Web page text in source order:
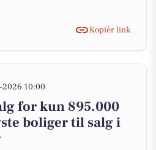
Kopiér link
2026 10:00
for kun 895.000
boliger til salg i